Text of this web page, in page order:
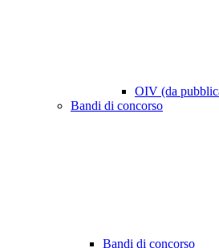
OIV (da
Bandi di concorso
Bandi di concorso